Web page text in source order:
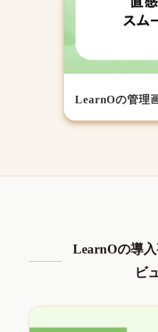
LearnOの管理
LearnOの導
ビ